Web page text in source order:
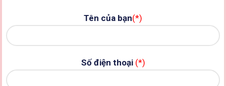
Tên của bạn(*)
Số điện thoại (*)